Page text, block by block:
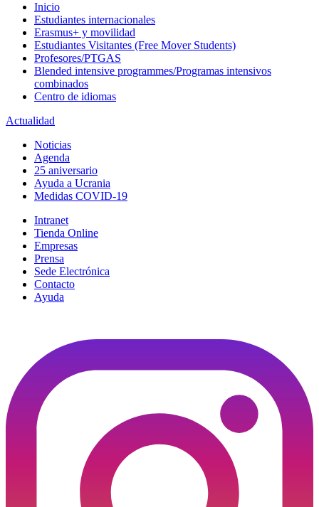
Inicio
Estudiantes internacionales
Erasmus+ y movilidad
Estudiantes Visitantes (Free Mover Students)
Profesores/PTGAS
Blended intensive programmes/Programas intensivos
combinados
Centro de idiomas
Actualidad
Noticias
Agenda
25 aniversario
Ayuda a Ucrania
Medidas COVID-19
Intranet
Tienda Online
Empresas
Prensa
Sede Electrónica
Contacto
Ayuda